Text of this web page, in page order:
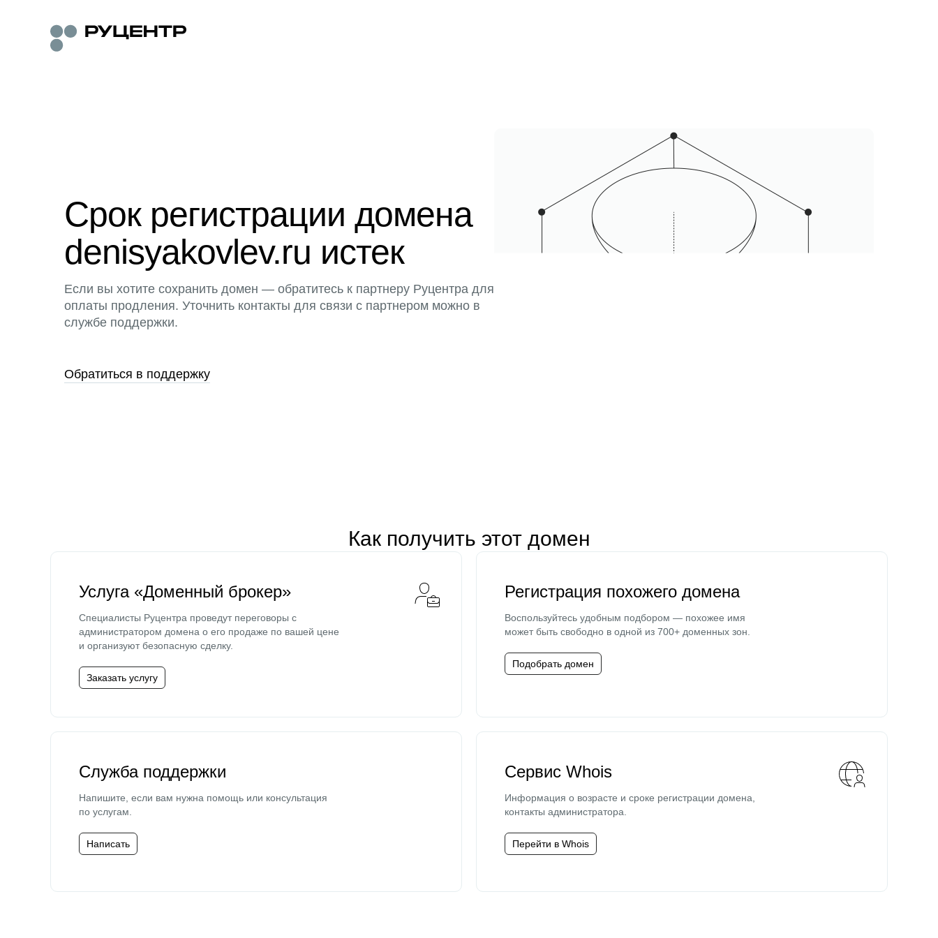
Срок регистрации домена
denisyakovlev.ru истек
Если вы хотите сохранить домен — обратитесь к партнеру Руцентра для
оплаты продления. Уточнить контакты для связи с партнером можно в
службе поддержки.
Обратиться в поддержку
Как получить этот домен
Услуга «Доменный брокер»
Специалисты Руцентра проведут переговоры с
администратором домена о его продаже по вашей цене
и организуют безопасную сделку.
Заказать услугу
Регистрация похожего домена
Воспользуйтесь удобным подбором — похожее имя
может быть свободно в одной из 700+ доменных зон.
Подобрать домен
Служба поддержки
Напишите, если вам нужна помощь или консультация
по услугам.
Написать
Сервис Whois
Информация о возрасте и сроке регистрации домена,
контакты администратора.
Перейти в Whois